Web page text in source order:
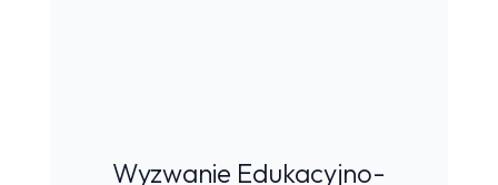
Wyzwanie Edukacyjno-